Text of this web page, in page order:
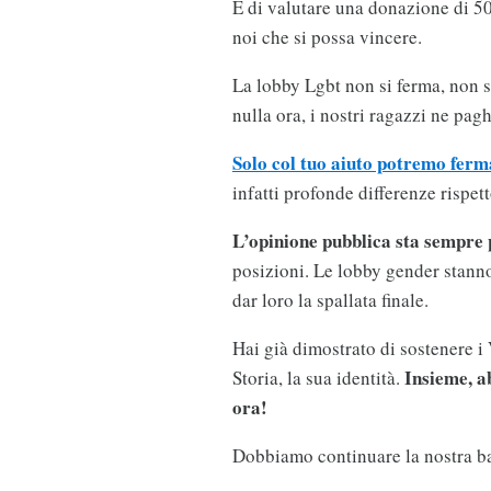
E di valutare una donazione di
noi che si possa vincere.
La lobby Lgbt non si ferma, non
nulla ora, i nostri ragazzi ne
Solo col tuo aiuto potremo
infatti profonde differenze
L’opinione pubblica sta
posizioni. Le lobby gender
dar loro la spallata finale.
Hai già dimostrato di sostenere
Storia, la sua identità. Insieme,
ora!
Dobbiamo continuare la nostra